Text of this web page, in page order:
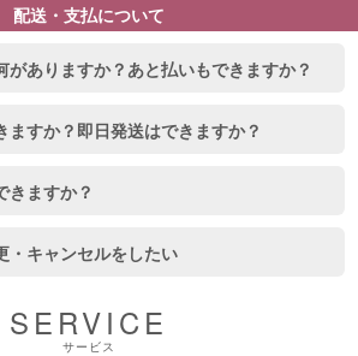
配送・支払について
がありますか？あと払いもできますか？
ますか？即日発送はできますか？
きますか？
・キャンセルをしたい
SERVICE
サービス